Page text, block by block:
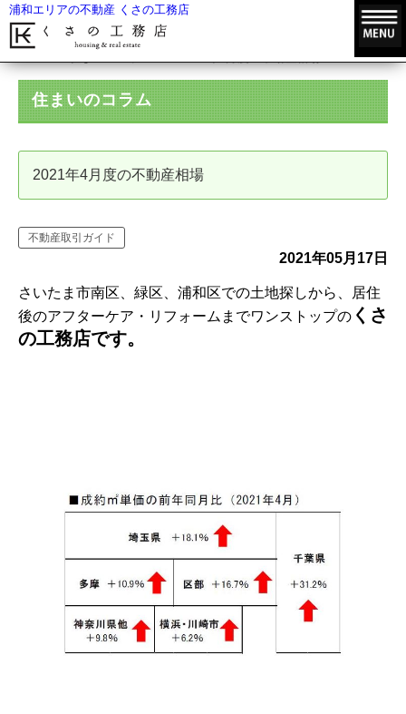
浦和エリアの不動産 くさの工務店
住まいのコラム
2021年4月度の不動産相場
不動産取引ガイド
2021年05月17日
さいたま市南区、緑区、浦和区での土地探しから、居住
後のアフターケア・リフォームまでワンストップの くさ
の工務店です。